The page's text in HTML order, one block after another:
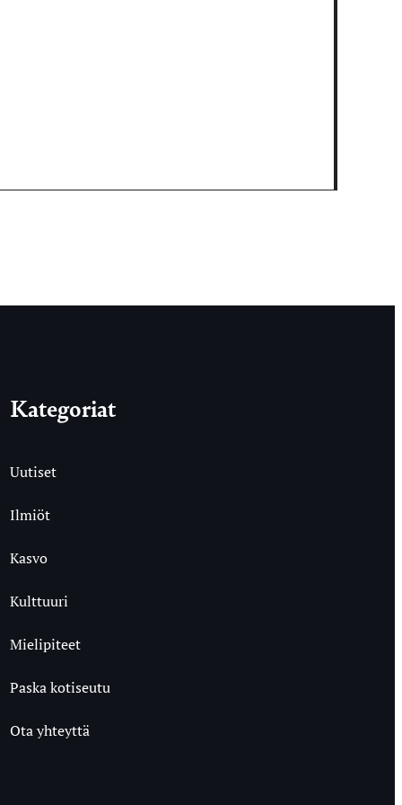
Kategoriat
Uutiset
Ilmiöt
Kasvo
Kulttuuri
Mielipiteet
Paska kotiseutu
Ota yhteyttä